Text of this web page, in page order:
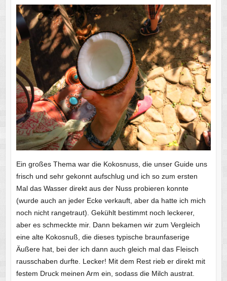
Ein großes Thema war die Kokosnuss, die unser Guide uns
frisch und sehr gekonnt aufschlug und ich so zum ersten
Mal das Wasser direkt aus der Nuss probieren konnte
(wurde auch an jeder Ecke verkauft, aber da hatte ich mich
noch nicht rangetraut). Gekühlt bestimmt noch leckerer,
aber es schmeckte mir. Dann bekamen wir zum Vergleich
eine alte Kokosnuß, die dieses typische braunfaserige
Äußere hat, bei der ich dann auch gleich mal das Fleisch
rausschaben durfte. Lecker! Mit dem Rest rieb er direkt mit
festem Druck meinen Arm ein, sodass die Milch austrat.